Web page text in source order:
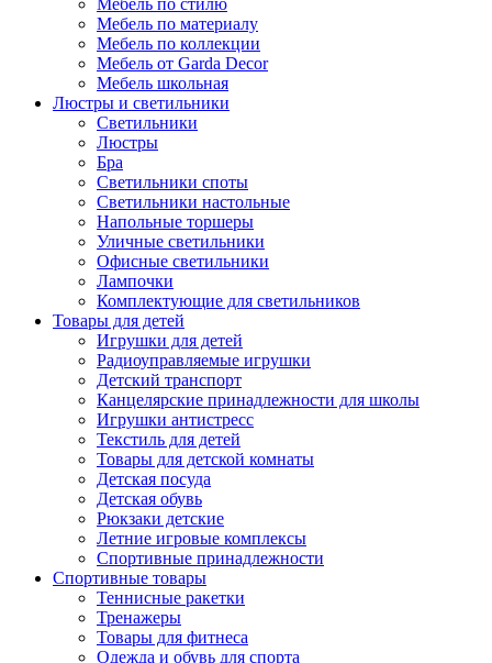
Мебель по стилю
Мебель по материалу
Мебель по коллекции
Мебель от Garda Decor
Мебель школьная
Люстры и светильники
Светильники
Люстры
Бра
Светильники споты
Светильники настольные
Напольные торшеры
Уличные светильники
Офисные светильники
Лампочки
Комплектующие для светильников
Товары для детей
Игрушки для детей
Радиоуправляемые игрушки
Детский транспорт
Канцелярские принадлежности для школы
Игрушки антистресс
Текстиль для детей
Товары для детской комнаты
Детская посуда
Детская обувь
Рюкзаки детские
Летние игровые комплексы
Спортивные принадлежности
Спортивные товары
Теннисные ракетки
Тренажеры
Товары для фитнеса
Одежда и обувь для спорта